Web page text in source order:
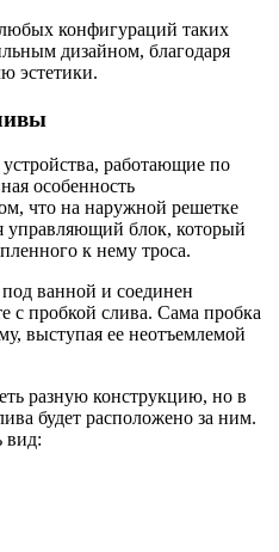
конфигураций таких
дизайном, благодаря
эстетики.
работающие по
особенность
что на наружной решетке
управляющий блок, который
к нему троса.
ванной и соединен
с пробкой слива. Сама пробка
выступая ее неотъемлемой
разную конструкцию, но в
будет расположено за ним.
вид: